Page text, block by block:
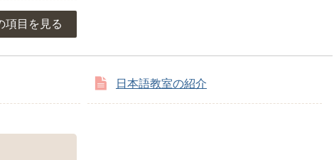
項目を見る
日本語教室の紹介